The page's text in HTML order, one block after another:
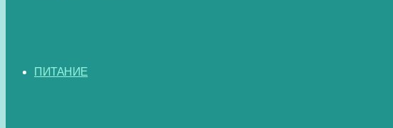
ПИТАНИЕ